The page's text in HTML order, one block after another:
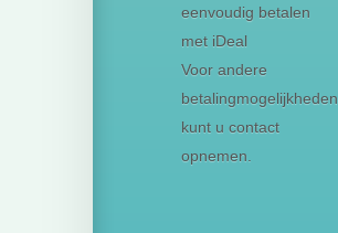
eenvoudig betalen
met iDeal
Voor andere
betalingmogelijkheden
kunt u contact
opnemen.